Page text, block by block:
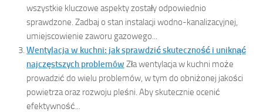
wszystkie kluczowe aspekty zostały odpowiednio
sprawdzone. Zadbaj o stan instalacji wodno-kanalizacyjnej,
umiejscowienie zaworu gazowego...
Wentylacja w kuchni: jak sprawdzić skuteczność i uniknąć
najczęstszych problemów Zła wentylacja w kuchni może
prowadzić do wielu problemów, w tym do obniżonej jakości
powietrza oraz rozwoju pleśni. Aby skutecznie ocenić
efektywność...